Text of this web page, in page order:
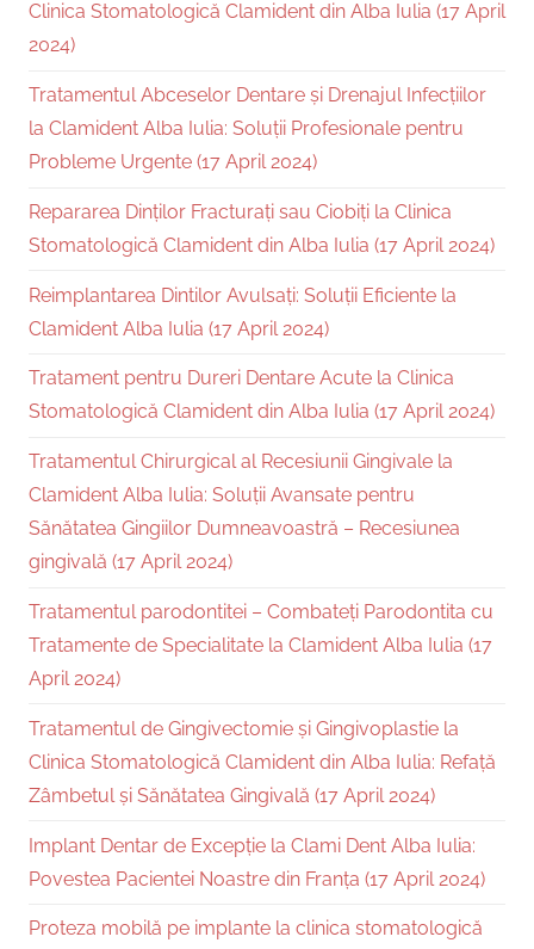
Clinica Stomatologică Clamident din Alba Iulia (17 April
2024)
Tratamentul Abceselor Dentare și Drenajul Infecțiilor
la Clamident Alba Iulia: Soluții Profesionale pentru
Probleme Urgente (17 April 2024)
Repararea Dinților Fracturați sau Ciobiți la Clinica
Stomatologică Clamident din Alba Iulia (17 April 2024)
Reimplantarea Dintilor Avulsați: Soluții Eficiente la
Clamident Alba Iulia (17 April 2024)
Tratament pentru Dureri Dentare Acute la Clinica
Stomatologică Clamident din Alba Iulia (17 April 2024)
Tratamentul Chirurgical al Recesiunii Gingivale la
Clamident Alba Iulia: Soluții Avansate pentru
Sănătatea Gingiilor Dumneavoastră – Recesiunea
gingivală (17 April 2024)
Tratamentul parodontitei – Combateți Parodontita cu
Tratamente de Specialitate la Clamident Alba Iulia (17
April 2024)
Tratamentul de Gingivectomie și Gingivoplastie la
Clinica Stomatologică Clamident din Alba Iulia: Refață
Zâmbetul și Sănătatea Gingivală (17 April 2024)
Implant Dentar de Excepție la Clami Dent Alba Iulia:
Povestea Pacientei Noastre din Franța (17 April 2024)
Proteza mobilă pe implante la clinica stomatologică